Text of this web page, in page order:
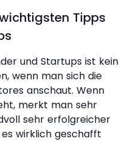
Tipps
und Startups ist kein
wenn man sich die
anschaut. Wenn
merkt man sehr
sehr erfolgreicher
wirklich geschafft